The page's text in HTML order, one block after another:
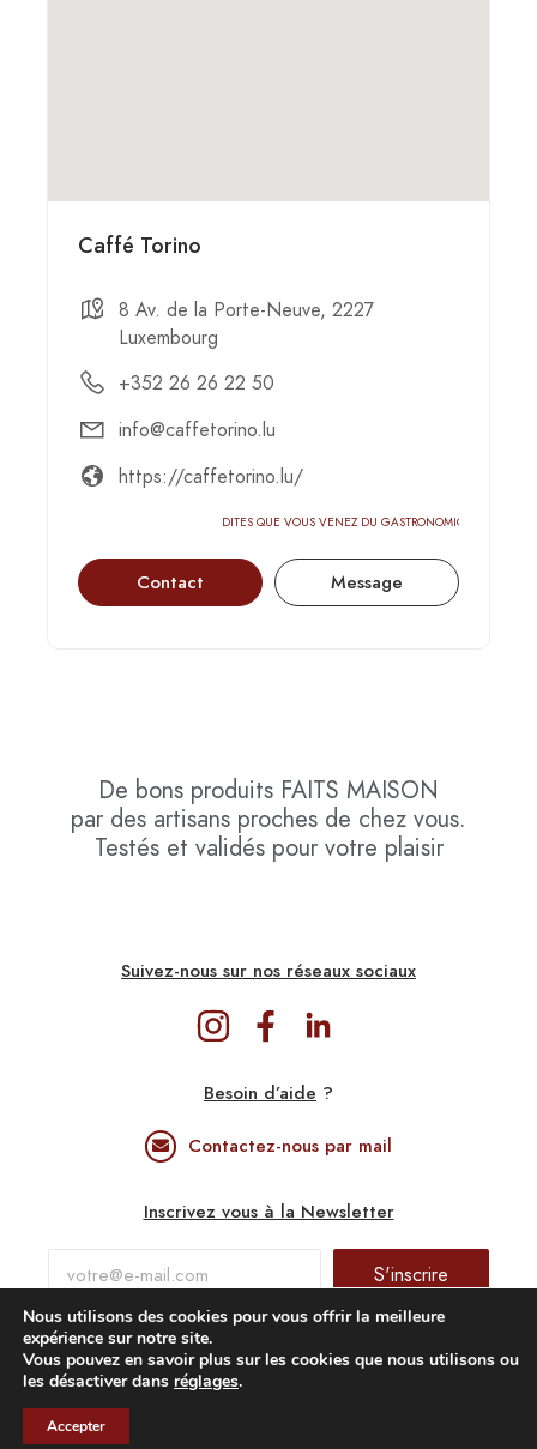
Caffé Torino
8 Av. de la Porte-Neuve, 2227
Luxembourg
+352 26 26 22 50
info@caffetorino.lu
https://caffetorino.lu/
DITES QUE VOUS VENEZ DU GASTRONOMIC-CIRCUS
Contact Message
De bons produits FAITS MAISON
par des artisans proches de chez vous.
Testés et validés pour votre plaisir
Suivez-nous sur nos réseaux sociaux
Besoin d’aide ?
Contactez-nous par mail
Inscrivez vous à la Newsletter
S'inscrire
Confidentialité & Mentions légales
2023© Gastronomic Circus. All rights reserved.
Nous utilisons des cookies pour vous offrir la meilleure
expérience sur notre site.
Vous pouvez en savoir plus sur les cookies que nous utilisons ou
les désactiver dans réglages.
Accepter